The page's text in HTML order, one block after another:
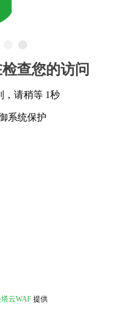
查您的访问
，请稍等 1秒
系统保护
云WAF 提供